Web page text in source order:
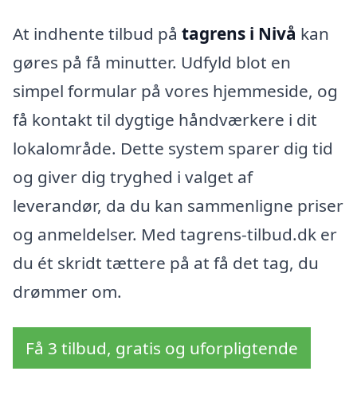
At indhente tilbud på tagrens i Nivå kan
gøres på få minutter. Udfyld blot en
simpel formular på vores hjemmeside, og
få kontakt til dygtige håndværkere i dit
lokalområde. Dette system sparer dig tid
og giver dig tryghed i valget af
leverandør, da du kan sammenligne priser
og anmeldelser. Med tagrens-tilbud.dk er
du ét skridt tættere på at få det tag, du
drømmer om.
Få 3 tilbud, gratis og uforpligtende